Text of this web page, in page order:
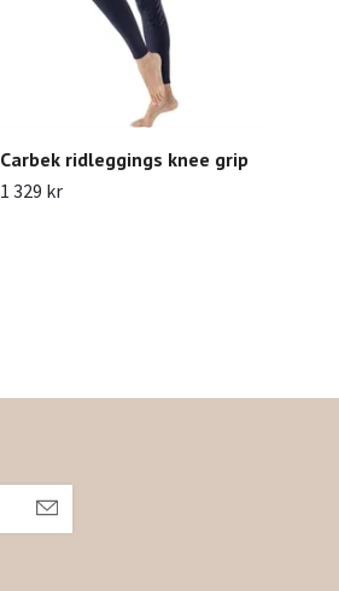
Carbek ridleggings knee grip
1 329 kr